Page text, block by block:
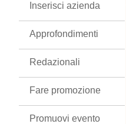
Inserisci azienda
Approfondimenti
Redazionali
Fare promozione
Promuovi evento